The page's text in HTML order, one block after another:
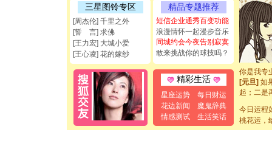
三星图铃专区
[周杰伦] 千里之外
[誓 言] 求佛
[王力宏] 大城小爱
[王心凌] 花的嫁纱
精品专题推荐
短信企业通秀百变功能
浪漫情怀一起漫步音乐
同城约会今夜告别寂寞
敢来挑战你的球技吗？
精彩生活
星座运势
每日财运
花边新闻
魔鬼辞典
情感测试
生活笑话
能正大光
都要快乐
[圣诞节]
如意,快
[元旦]看
断电。爱
你是我专
[元旦]如
起；二是
离。水晶
[元旦]当
泣，这痛
卖了。水
今日运程
桃花运，